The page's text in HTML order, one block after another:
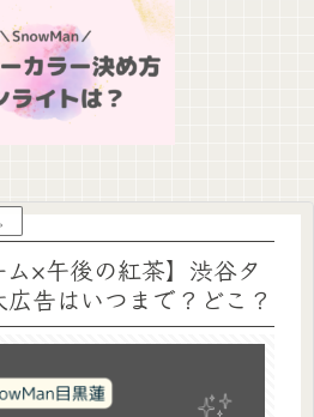
ム×午後の紅茶】渋谷タ
告はいつまで？どこ？